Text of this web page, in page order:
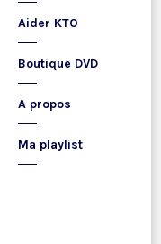
Aider KTO
Boutique DVD
A propos
Ma playlist